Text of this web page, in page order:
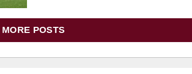
MORE POSTS